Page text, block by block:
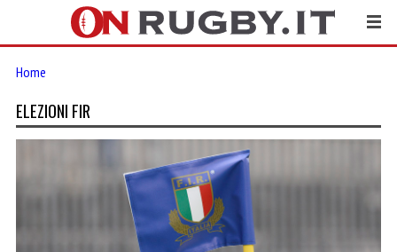
Home
ELEZIONI FIR